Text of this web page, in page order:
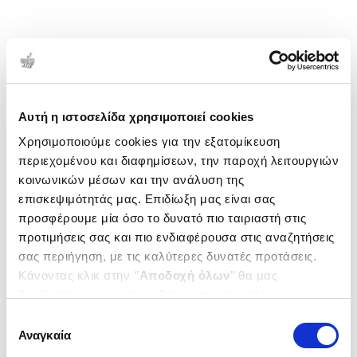
Αυτή η ιστοσελίδα χρησιμοποιεί cookies
Χρησιμοποιούμε cookies για την εξατομίκευση
περιεχομένου και διαφημίσεων, την παροχή λειτουργιών
κοινωνικών μέσων και την ανάλυση της
επισκεψιμότητάς μας. Επιδίωξη μας είναι σας
προσφέρουμε μία όσο το δυνατό πιο ταιριαστή στις
προτιμήσεις σας και πιο ενδιαφέρουσα στις αναζητήσεις
σας περιήγηση, με τις καλύτερες δυνατές προτάσεις.
Κάνοντας κλικ στην ‘’Αποδοχή όλων’’ θα μας
ενδιαφέρουν και να επιλέξετε από τα παρακάτω με την
΄΄και να ενημερωθείτε σχετικά με
συγκατάθεσης
Αναγκαία